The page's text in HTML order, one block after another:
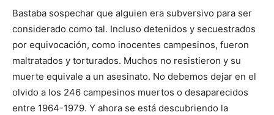
Bastaba sospechar que alguien era subversivo para ser
considerado como tal. Incluso detenidos y secuestrados
por equivocación, como inocentes campesinos, fueron
maltratados y torturados. Muchos no resistieron y su
muerte equivale a un asesinato. No debemos dejar en el
olvido a los 246 campesinos muertos o desaparecidos
entre 1964-1979. Y ahora se está descubriendo la